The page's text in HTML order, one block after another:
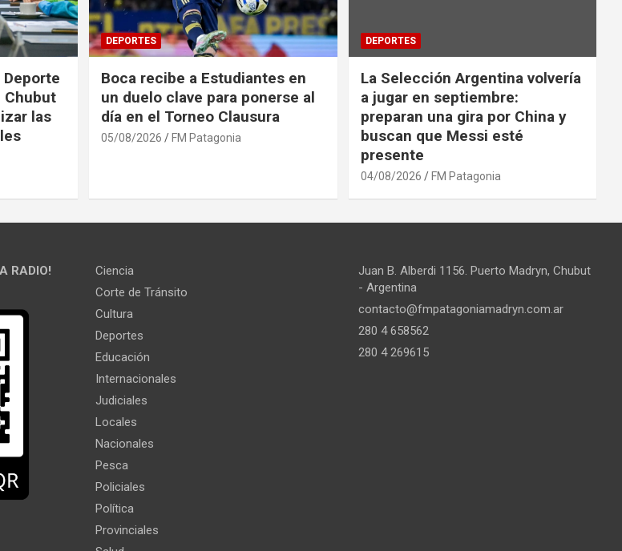
Chubut
las
DEPORTES
Boca recibe a Estudiantes en
un duelo clave para ponerse al
día en el Torneo Clausura
05/08/2026 FM Patagonia
DEPORTES
La Selección Argentina volvería
a jugar en septiembre:
preparan una gira por China y
buscan que Messi esté
presente
04/08/2026 FM Patagonia
RADIO!
Ciencia
Corte de Tránsito
Cultura
Deportes
Educación
Internacionales
Judiciales
Locales
Nacionales
Pesca
Policiales
Política
Provinciales
Juan B. Alberdi 1156. Puerto Madryn, Chubut
- Argentina
contacto@fmpatagoniamadryn.com.ar
280 4 658562
280 4 269615